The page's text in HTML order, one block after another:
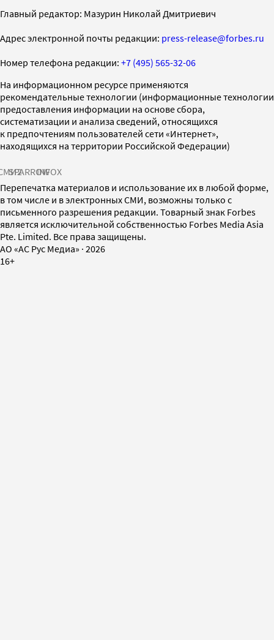
Главный редактор: Мазурин Николай Дмитриевич
Адрес электронной почты редакции: press-release@forbes.ru
Номер телефона редакции: +7 (495) 565-32-06
На информационном ресурсе применяются
рекомендательные технологии (информационные технологии
предоставления информации на основе сбора,
систематизации и анализа сведений, относящихся
к предпочтениям пользователей сети «Интернет»,
находящихся на территории Российской Федерации)
SPARROWINFOX
Перепечатка материалов и использование их в любой форме,
в том числе и в электронных СМИ, возможны только с
письменного разрешения редакции. Товарный знак Forbes
является исключительной собственностью Forbes Media Asia
Pte. Limited. Все права защищены.
AO «АС Рус Медиа» · 2026
16+